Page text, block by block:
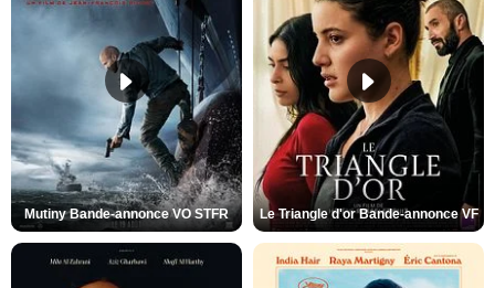
Mutiny Bande-annonce VO STFR Le Triangle d'or Bande-annonce VF